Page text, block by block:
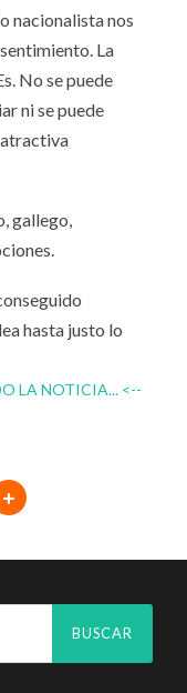
nacionalista nos
La
No se puede
ni se puede
gallego,
hasta justo lo
LA NOTICIA... <--